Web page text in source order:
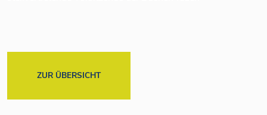
ZUR ÜBERSICHT